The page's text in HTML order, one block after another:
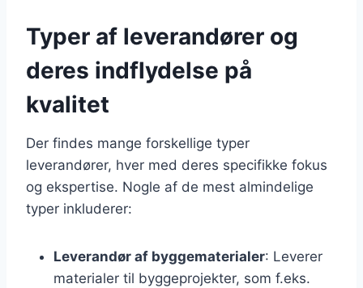
Typer af leverandører og
deres indflydelse på
kvalitet
Der findes mange forskellige typer
leverandører, hver med deres specifikke fokus
og ekspertise. Nogle af de mest almindelige
typer inkluderer:
Leverandør af byggematerialer: Leverer
materialer til byggeprojekter, som f.eks.